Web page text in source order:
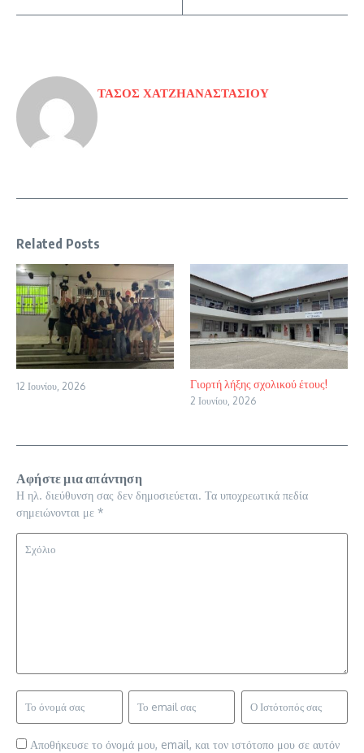
ΤΑΣΟΣ ΧΑΤΖΗΑΝΑΣΤΑΣΙΟΥ
Related Posts
12 Ιουνίου, 2026 Γιορτή λήξης σχολικού έτους!
2 Ιουνίου, 2026
Αφήστε μια απάντηση
Η ηλ. διεύθυνση σας δεν δημοσιεύεται. Τα υποχρεωτικά πεδία
σημειώνονται με *
Αποθήκευσε το όνομά μου, email, και τον ιστότοπο μου σε αυτόν